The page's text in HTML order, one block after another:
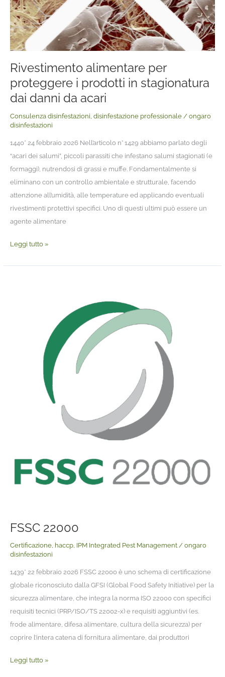
Rivestimento alimentare per
proteggere i prodotti in stagionatura
dai danni da acari
Consulenza disinfestazioni disinfestazione professionale/ ongaro
disinfestazioni
1440* 24 febbraio 2026 Nell’articolo n° 1429 abbiamo parlato degli
“acari dei salumi”, piccoli parassiti che infestano salumi stagionati (e
formaggi), nutrendosi di grassi e muffe. Fondamentalmente si
eliminano con un controllo ambientale e strutturale, facendo
attenzione all’umidità, alle temperature ed applicando eventuali
rivestimenti protettivi specifici. Uno di questi ultimi può essere un
agente alimentare
danni
da
acari
Leggi tutto »
FSSC 22000
Certificazione, haccp, IPM Integrated Pest Management/ ongaro
disinfestazioni
1439* 22 febbraio 2026 FSSC 22000 è uno schema di certificazione
globale riconosciuto dalla GFSI (Global Food Safety Initiative) per la
sicurezza alimentare, che integra la norma ISO 22000 con specifici
requisiti tecnici (PRP/ISO/TS 22002-x) e requisiti aggiuntivi (es.
frode alimentare, difesa alimentare, cultura della sicurezza) per
coprire l’intera catena di fornitura alimentare, dai produttori
Leggi tutto »